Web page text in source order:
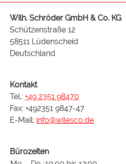
Wilh. Schröder GmbH & Co. KG
Schützenstraße 12
58511 Lüdenscheid
Deutschland
Kontakt
Tel.: +49 2351 98470
Fax: +492351 9847-47
E-Mail: info@wilesco.de
Bürozeiten